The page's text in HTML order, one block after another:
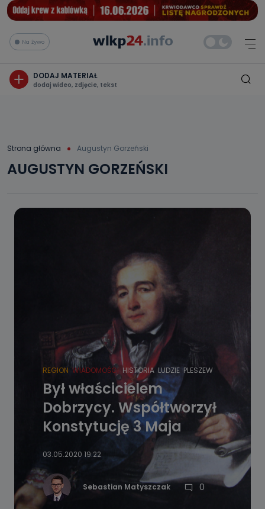
Na żywo
DODAJ MATERIAŁ
dodaj wideo, zdjęcie, tekst
Strona główna Augustyn Gorzeński
AUGUSTYN GORZEŃSKI
REGION WIADOMOŚCI HISTORIA LUDZIE PLESZEW
Był właścicielem
Dobrzycy. Współtworzył
Konstytucję 3 Maja
03.05.2020 19:22
Sebastian Matyszczak 0